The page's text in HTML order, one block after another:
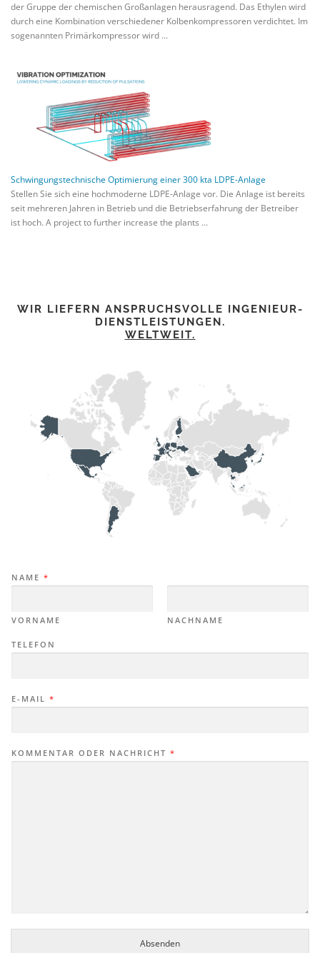
der Gruppe der chemischen Großanlagen herausragend. Das Ethylen wird
durch eine Kombination verschiedener Kolbenkompressoren verdichtet. Im
sogenannten Primärkompressor wird ...
Schwingungstechnische Optimierung einer 300 kta LDPE-Anlage
Stellen Sie sich eine hochmoderne LDPE-Anlage vor. Die Anlage ist bereits
seit mehreren Jahren in Betrieb und die Betriebserfahrung der Betreiber
ist hoch. A project to further increase the plants ...
WIR LIEFERN ANSPRUCHSVOLLE INGENIEUR-
DIENSTLEISTUNGEN.
WELTWEIT.
NAME *
VORNAME NACHNAME
TELEFON
E-MAIL *
KOMMENTAR ODER NACHRICHT *
Absenden